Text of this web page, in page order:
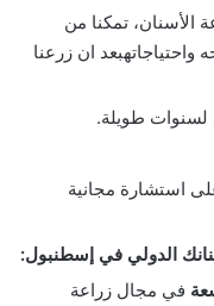
الأسنان، تمكنا من
ان زرعنا
لسنوات طويلة.
استشارة مجانية
الدولي في إسطنبول:
في مجال زراعة